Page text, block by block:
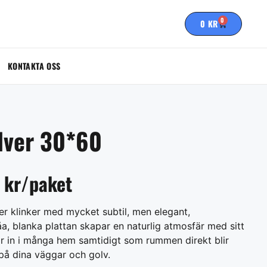
0 KR 0
KONTAKTA OSS
30*60
kr/paket
klinker med mycket subtil, men elegant,
blanka plattan skapar en naturlig atmosfär med sitt
in i många hem samtidigt som rummen direkt blir
dina väggar och golv.